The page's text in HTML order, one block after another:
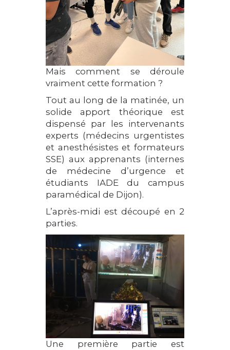
Mais comment se déroule
vraiment cette formation ?
Tout au long de la matinée, un
solide apport théorique est
dispensé par les intervenants
experts (médecins urgentistes
et anesthésistes et formateurs
SSE) aux apprenants (internes
de médecine d’urgence et
étudiants IADE du campus
paramédical de Dijon).
L’après-midi est découpé en 2
parties.
Une première partie est